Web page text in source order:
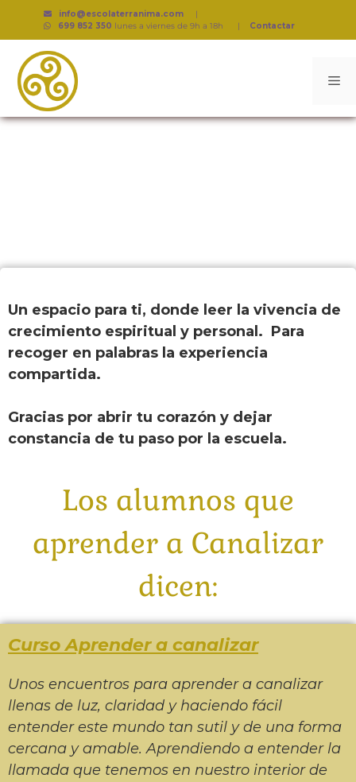
info@escolaterranima.com |
699 852 350 lunes a viernes de 9h a 18h | Contactar
Un espacio para ti, donde leer la vivencia de
crecimiento espiritual y personal. Para
recoger en palabras la experiencia
compartida.
Gracias por abrir tu corazón y dejar
constancia de tu paso por la escuela.
Los alumnos que
aprender a Canalizar
dicen:
Curso Aprender a canalizar
Unos encuentros para aprender a canalizar
llenas de luz, claridad y haciendo fácil
entender este mundo tan sutil y de una forma
cercana y amable. Aprendiendo a entender la
llamada que tenemos en nuestro interior de